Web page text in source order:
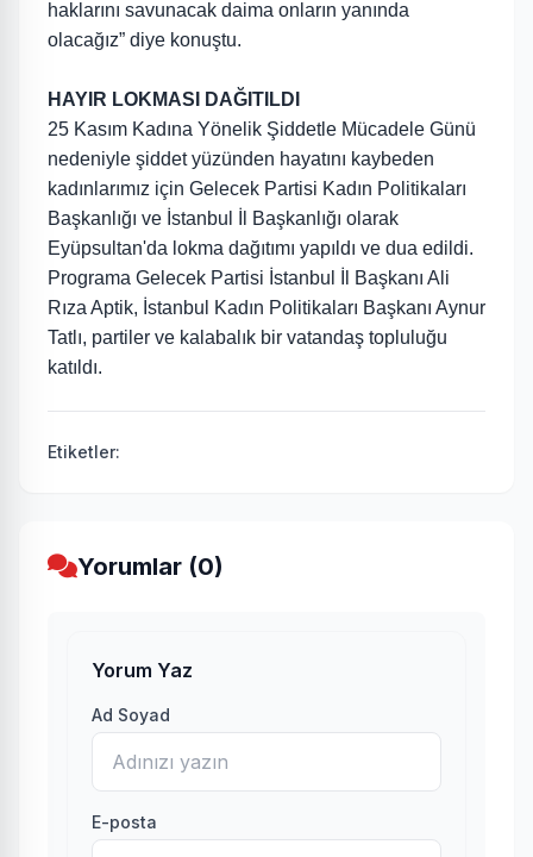
haklarını savunacak daima onların yanında
olacağız” diye konuştu.
HAYIR LOKMASI DAĞITILDI
25 Kasım Kadına Yönelik Şiddetle Mücadele Günü
nedeniyle şiddet yüzünden hayatını kaybeden
kadınlarımız için Gelecek Partisi Kadın Politikaları
Başkanlığı ve İstanbul İl Başkanlığı olarak
Eyüpsultan'da lokma dağıtımı yapıldı ve dua edildi.
Programa Gelecek Partisi İstanbul İl Başkanı Ali
Rıza Aptik, İstanbul Kadın Politikaları Başkanı Aynur
Tatlı, partiler ve kalabalık bir vatandaş topluluğu
katıldı.
Etiketler:
Yorumlar (0)
Yorum Yaz
Ad Soyad
E-posta